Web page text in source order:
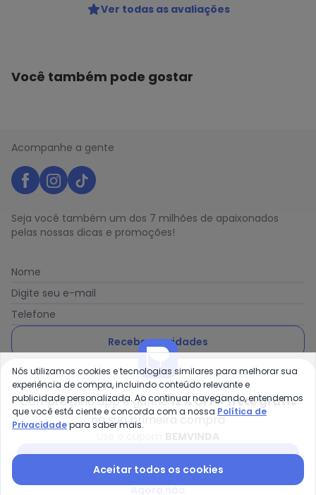
Ver todas as avaliações
Você também pode gostar
Acompanhe a gente
Seja você também um dos 7 milhões de apaixonados
pelas nossas dicas e promoções!
Nome
Digite seu e-mail
Telefone
Receber novidades
Ao enviar o cadastro, você concorda com a nossa Política
de Privacidade
Posthaus é uma marca da Posthaus Ltda / CNPJ:
80.462.138/0001-41
Endereço: Rua Werner Duwe, 202 Bairro Badenfurt -
Compre pelo app e ganhe12% OFF + frete grátis
na sua primeira compra
Nós utilizamos cookies e tecnologias similares para melhorar sua
experiência de compra, incluindo conteúdo relevante e
publicidade personalizada. Ao continuar navegando, entendemos
que você está ciente e concorda com a nossa Política de
Privacidadepara saber mais.
Aceitar todos os cookies